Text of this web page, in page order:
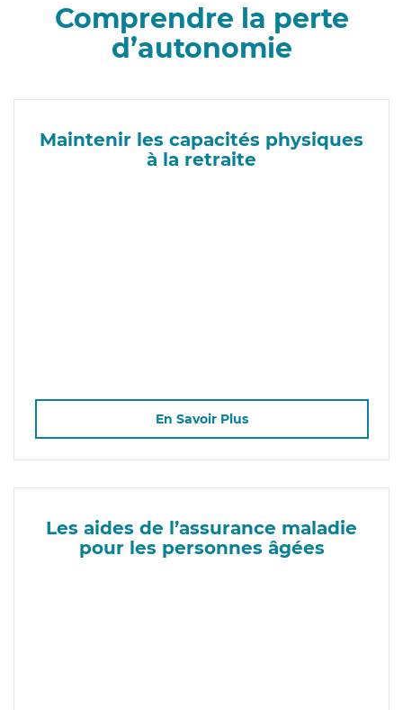
Comprendre la perte
d’autonomie
Maintenir les capacités physiques
à la retraite
En Savoir Plus
Les aides de l’assurance maladie
pour les personnes âgées